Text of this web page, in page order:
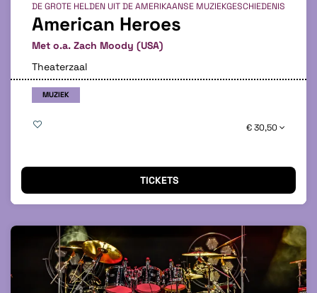
American Heroes
Met o.a. Zach Moody (USA)
DE GROTE HELDEN UIT DE AMERIKAANSE MUZIEKGESCHIEDENIS
Theaterzaal
MUZIEK
€ 30,50
TICKETS